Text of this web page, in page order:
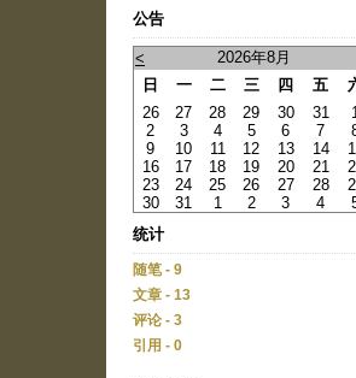
公告
< 2026年8月
日
一 二 三 四 五
26
27 28 29 30 31
2
3 4 5 6 7
9
10 11 12 13 14
16
17 18 19 20 21
23
24 25 26 27 28
30
31 1 2 3 4
统计
随笔 - 9
文章 - 13
评论 - 3
引用 - 0